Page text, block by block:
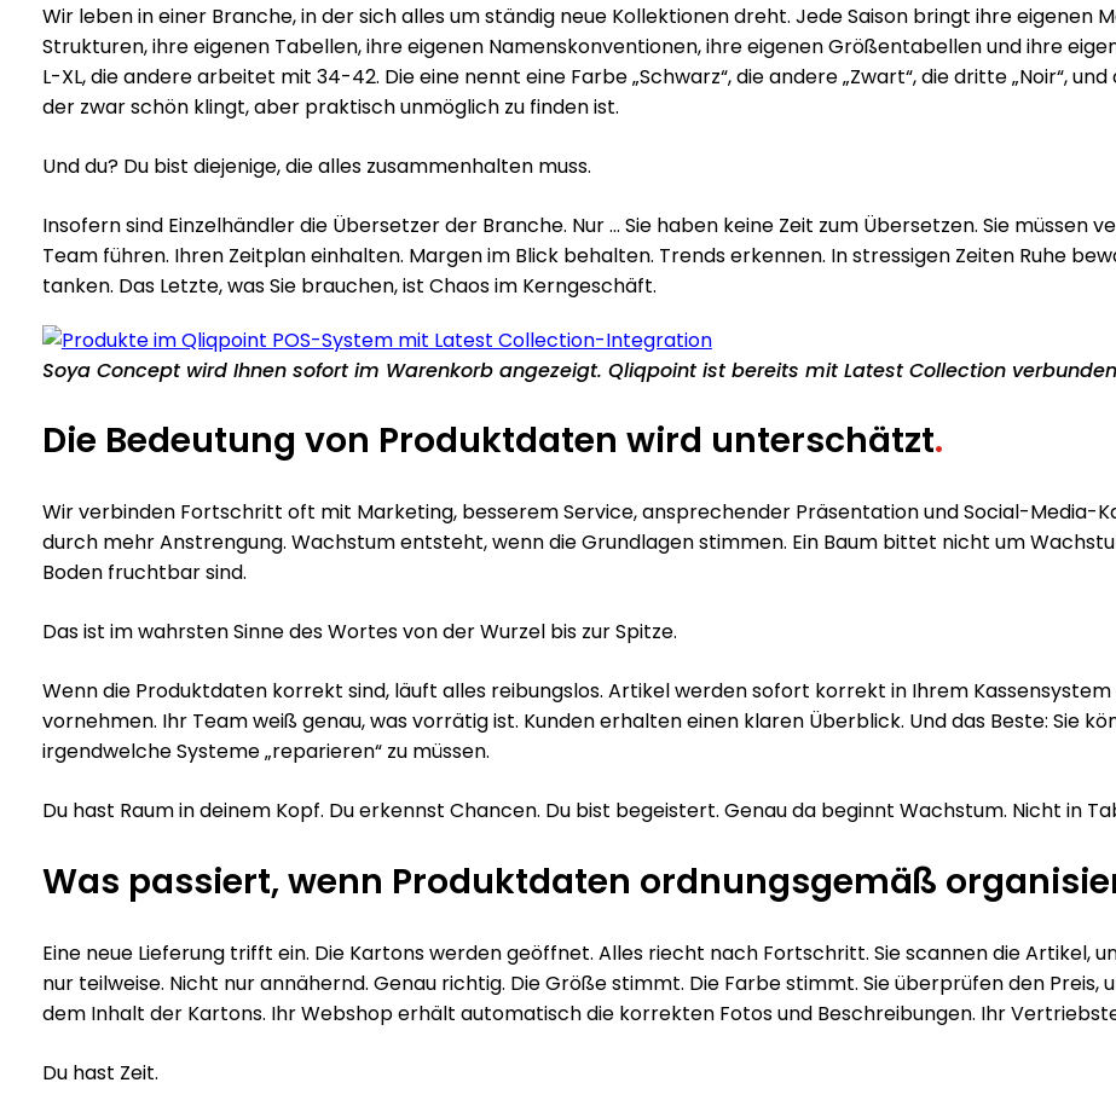
Wir leben in einer Branche, in der sich alles um ständig neue Kollektionen dreht. Jede Saison bringt ihre eigenen
Strukturen, ihre eigenen Tabellen, ihre eigenen Namenskonventionen, ihre eigenen Größentabellen und ihre
L-XL, die andere arbeitet mit 34-42. Die eine nennt eine Farbe „Schwarz“, die andere „Zwart“, die dritte „Noir“,
der zwar schön klingt, aber praktisch unmöglich zu finden ist.
Und du? Du bist diejenige, die alles zusammenhalten muss.
Insofern sind Einzelhändler die Übersetzer der Branche. Nur … Sie haben keine Zeit zum Übersetzen. Sie müssen
Team führen. Ihren Zeitplan einhalten. Margen im Blick behalten. Trends erkennen. In stressigen Zeiten Ruhe
tanken. Das Letzte, was Sie brauchen, ist Chaos im Kerngeschäft.
Soya Concept wird Ihnen sofort im Warenkorb angezeigt. Qliqpoint ist bereits mit Latest Collection
Die Bedeutung von Produktdaten wird unterschätzt.
Wir verbinden Fortschritt oft mit Marketing, besserem Service, ansprechender Präsentation und Social-Media-
durch mehr Anstrengung. Wachstum entsteht, wenn die Grundlagen stimmen. Ein Baum bittet nicht um
Boden fruchtbar sind.
Das ist im wahrsten Sinne des Wortes von der Wurzel bis zur Spitze.
Wenn die Produktdaten korrekt sind, läuft alles reibungslos. Artikel werden sofort korrekt in Ihrem
vornehmen. Ihr Team weiß genau, was vorrätig ist. Kunden erhalten einen klaren Überblick. Und das Beste: Sie
irgendwelche Systeme „reparieren“ zu müssen.
Du hast Raum in deinem Kopf. Du erkennst Chancen. Du bist begeistert. Genau da beginnt Wachstum. Nicht in
Was passiert, wenn Produktdaten ordnungsgemäß
Eine neue Lieferung trifft ein. Die Kartons werden geöffnet. Alles riecht nach Fortschritt. Sie scannen die Artikel,
nur teilweise. Nicht nur annähernd. Genau richtig. Die Größe stimmt. Die Farbe stimmt. Sie überprüfen den
dem Inhalt der Kartons. Ihr Webshop erhält automatisch die korrekten Fotos und Beschreibungen. Ihr
Du hast Zeit.